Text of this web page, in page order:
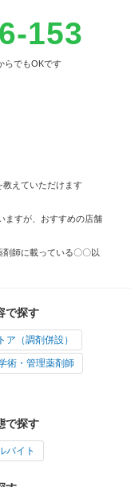
153
らでもOKです
教えていただけます
ますが、おすすめの店舗
剤師に載っている〇〇以
で探す
ア（調剤併設）
術・管理薬剤師
で探す
バイト